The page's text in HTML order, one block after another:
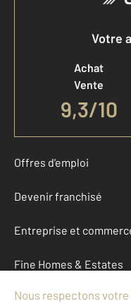
Votre
Achat
Vente
9,3/10
Offres d'emploi
Devenir franchisé
Entreprise et
Fine Homes & Estates
À propos